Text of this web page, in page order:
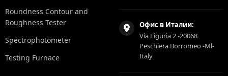
Roundness Contour and
Roughness Tester
Spectrophotometer
Testing Furnace
Офис в Италии:
Via Liguria 2 -20068
Peschiera Borromeo -Ml-
Italy